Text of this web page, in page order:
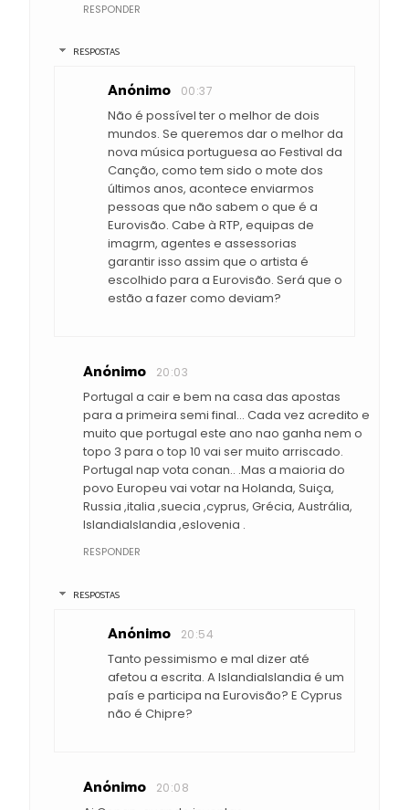
RESPONDER
RESPOSTAS
Anónimo 00:37
Não é possível ter o melhor de dois
mundos. Se queremos dar o melhor da
nova música portuguesa ao Festival da
Canção, como tem sido o mote dos
últimos anos, acontece enviarmos
pessoas que não sabem o que é a
Eurovisão. Cabe à RTP, equipas de
imagrm, agentes e assessorias
garantir isso assim que o artista é
escolhido para a Eurovisão. Será que o
estão a fazer como deviam?
Anónimo 20:03
Portugal a cair e bem na casa das apostas
para a primeira semi final... Cada vez acredito e
muito que portugal este ano nao ganha nem o
topo 3 para o top 10 vai ser muito arriscado.
Portugal nap vota conan.. .Mas a maioria do
povo Europeu vai votar na Holanda, Suiça,
Russia ,italia ,suecia ,cyprus, Grécia, Austrália,
IslandiaIslandia ,eslovenia .
RESPONDER
RESPOSTAS
Anónimo 20:54
Tanto pessimismo e mal dizer até
afetou a escrita. A IslandiaIslandia é um
país e participa na Eurovisão? E Cyprus
não é Chipre?
Anónimo 20:08